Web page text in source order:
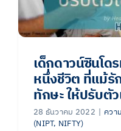
เด็กดาวน์ซินโด
หนึ่งชีวิต ที่แม้รั
ทักษะ ให้ปรับตั
28 ธันวาคม 2022 | ควา
(NIPT, NIFTY)